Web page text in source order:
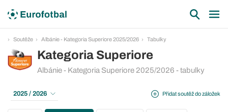
Soutěže Albánie - Kategoria Superiore 2025/2026 Tabulky
Kategoria Superiore
Albánie - Kategoria Superiore 2025/2026 - tabulky
Přidat soutěž do záložek
2025 / 2026